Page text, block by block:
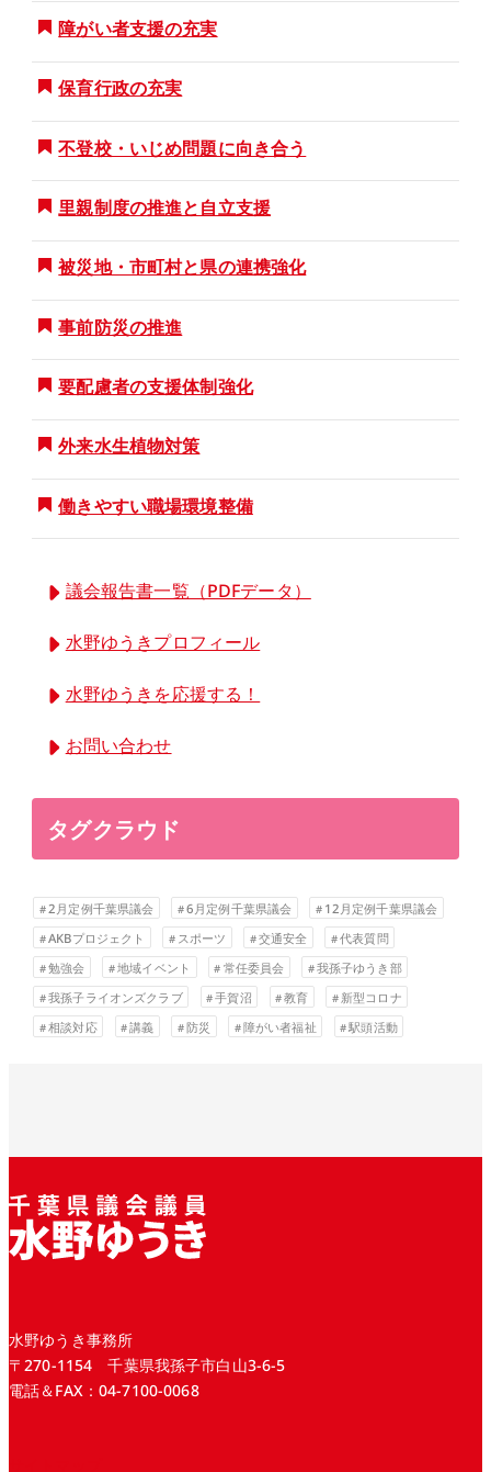
障がい者支援の充実
保育行政の充実
不登校・いじめ問題に向き合う
里親制度の推進と自立支援
被災地・市町村と県の連携強化
事前防災の推進
要配慮者の支援体制強化
外来水生植物対策
働きやすい職場環境整備
議会報告書一覧（PDFデータ）
水野ゆうきプロフィール
水野ゆうきを応援する！
お問い合わせ
タグクラウド
2月定例千葉県議会 6月定例千葉県議会
12月定例千葉県議会
AKBプロジェクト
スポーツ 交通安全
代表質問
勉強会
地域イベント 常任委員会
我孫子ゆうき部
我孫子ライオンズクラブ
手賀沼 教育
新型コロナ
相談対応
講義 防災 障がい者福祉 駅頭活動
水野ゆうき事務所
〒270-1154 千葉県我孫子市白山3-6-5
電話＆FAX：04-7100-0068